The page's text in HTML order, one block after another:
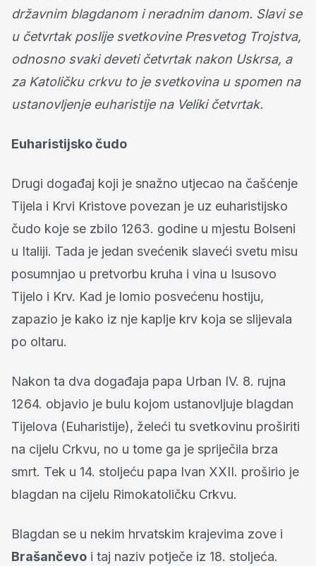
državnim blagdanom i neradnim danom. Slavi se
u četvrtak poslije svetkovine Presvetog Trojstva,
odnosno svaki deveti četvrtak nakon Uskrsa, a
za Katoličku crkvu to je svetkovina u spomen na
ustanovljenje euharistije na Veliki četvrtak.
Euharistijsko čudo
Drugi događaj koji je snažno utjecao na čašćenje
Tijela i Krvi Kristove povezan je uz euharistijsko
čudo koje se zbilo 1263. godine u mjestu Bolseni
u Italiji. Tada je jedan svećenik slaveći svetu misu
posumnjao u pretvorbu kruha i vina u Isusovo
Tijelo i Krv. Kad je lomio posvećenu hostiju,
zapazio je kako iz nje kaplje krv koja se slijevala
po oltaru.
Nakon ta dva događaja papa Urban IV. 8. rujna
1264. objavio je bulu kojom ustanovljuje blagdan
Tijelova (Euharistije), želeći tu svetkovinu proširiti
na cijelu Crkvu, no u tome ga je spriječila brza
smrt. Tek u 14. stoljeću papa Ivan XXII. proširio je
blagdan na cijelu Rimokatoličku Crkvu.
Blagdan se u nekim hrvatskim krajevima zove i
Brašančevo i taj naziv potječe iz 18. stoljeća.